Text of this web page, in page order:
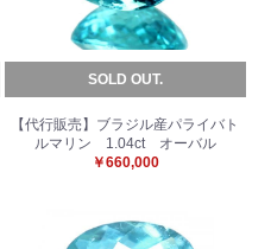
SOLD OUT.
【代行販売】ブラジル産パライバト
ルマリン 1.04ct オーバル
￥660,000